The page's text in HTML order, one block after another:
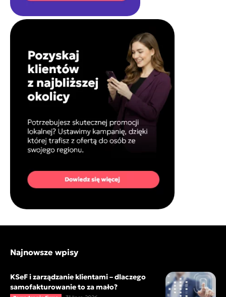
Najnowsze wpisy
KSeF i zarządzanie klientami – dlaczego
samofakturowanie to za mało?